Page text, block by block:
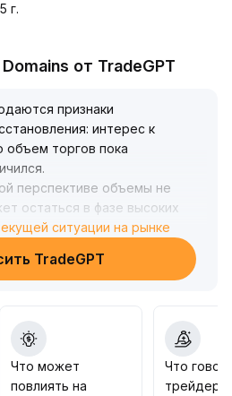
г.
от TradeGPT
признаки
интерес к
объем торгов пока
.
перспективе объемы не
остаться в фазе высоких
сосредоточиться на
прибыль и убытки.
экосистемы и
капитала — эти показатели
.
наращивать позиции, лучше
ситуации на рынке
TradeGPT
Что может
повлиять на
Что
трейдеры